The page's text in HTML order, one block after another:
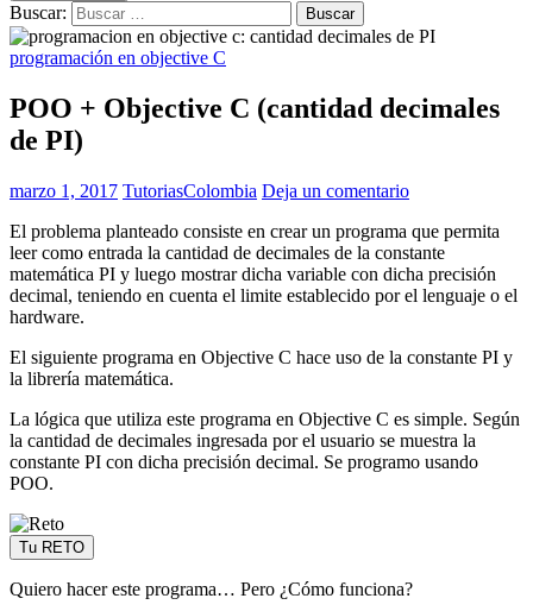
Buscar:
programación en objective C
POO + Objective C (cantidad decimales
de PI)
marzo 1, 2017 TutoriasColombia Deja un comentario
El problema planteado consiste en crear un programa que permita
leer como entrada la cantidad de decimales de la constante
matemática PI y luego mostrar dicha variable con dicha precisión
decimal, teniendo en cuenta el limite establecido por el lenguaje o el
hardware.
El siguiente programa en Objective C hace uso de la constante PI y
la librería matemática.
La lógica que utiliza este programa en Objective C es simple. Según
la cantidad de decimales ingresada por el usuario se muestra la
constante PI con dicha precisión decimal. Se programo usando
POO.
Tu RETO
Quiero hacer este programa… Pero ¿Cómo funciona?